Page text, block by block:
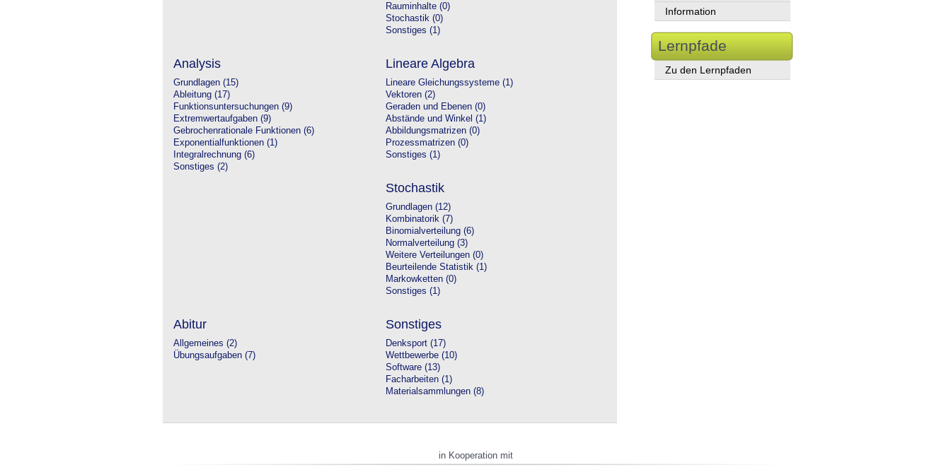
Rauminhalte (0)
Stochastik (0)
Sonstiges (1)
Analysis
Grundlagen (15)
Ableitung (17)
Funktionsuntersuchungen (9)
Extremwertaufgaben (9)
Gebrochenrationale Funktionen (6)
Exponentialfunktionen (1)
Integralrechnung (6)
Sonstiges (2)
Lineare Algebra
Lineare Gleichungssysteme (1)
Vektoren (2)
Geraden und Ebenen (0)
Abstände und Winkel (1)
Abbildungsmatrizen (0)
Prozessmatrizen (0)
Sonstiges (1)
Stochastik
Grundlagen (12)
Kombinatorik (7)
Binomialverteilung (6)
Normalverteilung (3)
Weitere Verteilungen (0)
Beurteilende Statistik (1)
Markowketten (0)
Sonstiges (1)
Abitur
Allgemeines (2)
Übungsaufgaben (7)
Sonstiges
Denksport (17)
Wettbewerbe (10)
Software (13)
Facharbeiten (1)
Materialsammlungen (8)
Information
Lernpfade
Zu den Lernpfaden
in Kooperation mit